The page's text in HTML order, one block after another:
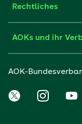
Rechtliches
AOKs und ihr
AOK-